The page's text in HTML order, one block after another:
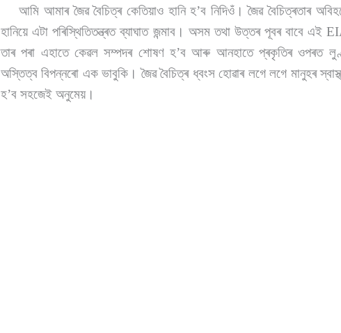
আমি আমাৰ জৈৱ বৈচিত্ৰ কেতিয়াও হানি হ’ব নিদিওঁ। জৈৱ বৈচিত্ৰতাৰ
হানিয়ে এটা পৰিস্থিতিতন্ত্ৰত ব্যাঘাত জন্মাব। অসম তথা উত্তৰ পূবৰ বাবে এই
তাৰ পৰা এহাতে কেৱল সম্পদৰ শোষণ হ’ব আৰু আনহাতে প্ৰকৃতিৰ ওপৰত
অস্তিত্ব বিপন্নৰো এক ভাবুকি। জৈৱ বৈচিত্ৰ ধ্বংস হোৱাৰ লগে লগে মানুহৰ
হ’ব সহজেই অনুমেয়।